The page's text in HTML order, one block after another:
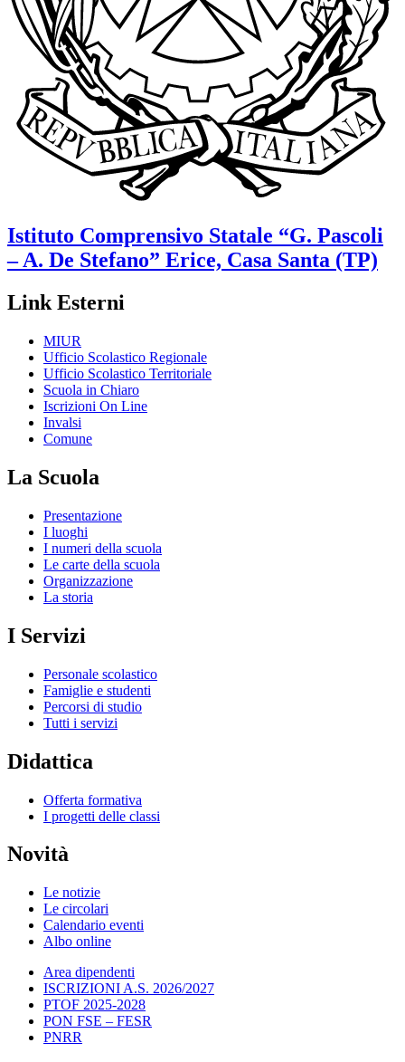
Istituto Comprensivo Statale “G. Pascoli
– A. De Stefano” Erice, Casa Santa (TP)
Link Esterni
MIUR
Ufficio Scolastico Regionale
Ufficio Scolastico Territoriale
Scuola in Chiaro
Iscrizioni On Line
Invalsi
Comune
La Scuola
Presentazione
I luoghi
I numeri della scuola
Le carte della scuola
Organizzazione
La storia
I Servizi
Personale scolastico
Famiglie e studenti
Percorsi di studio
Tutti i servizi
Didattica
Offerta formativa
I progetti delle classi
Novità
Le notizie
Le circolari
Calendario eventi
Albo online
Area dipendenti
ISCRIZIONI A.S. 2026/2027
PTOF 2025-2028
PON FSE – FESR
PNRR